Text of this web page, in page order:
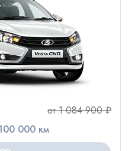
от 1 084 900 ₽
000 км